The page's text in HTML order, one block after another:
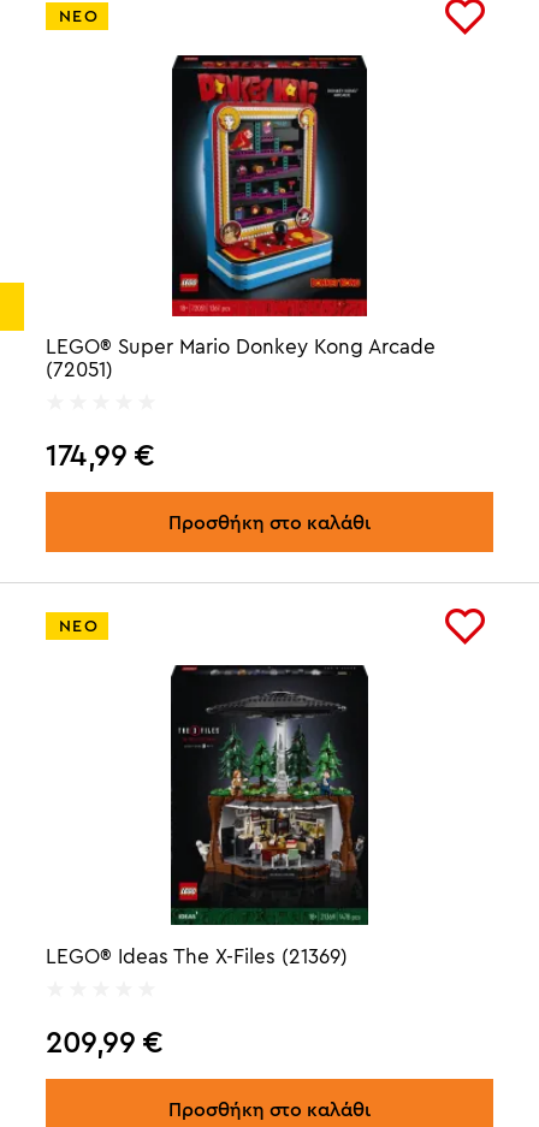
Super Mario
ΝΕΟ
LEGO® Super Mario Donkey Kong Arcade
(72051)
174,99 €
Προσθήκη στο καλάθι
ΝΕΟ
LEGO® Ideas The X-Files (21369)
209,99 €
Προσθήκη στο καλάθι